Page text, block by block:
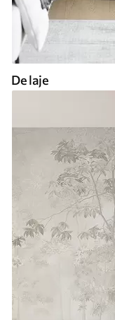
De laje